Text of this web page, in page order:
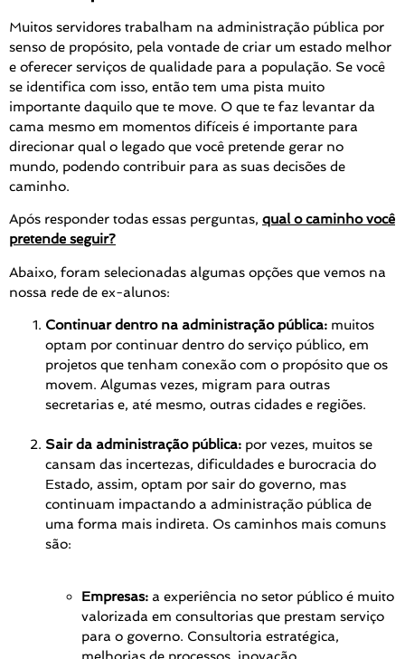
Muitos servidores trabalham na administração pública por
senso de propósito, pela vontade de criar um estado melhor
e oferecer serviços de qualidade para a população. Se você
se identifica com isso, então tem uma pista muito
importante daquilo que te move. O que te faz levantar da
cama mesmo em momentos difíceis é importante para
direcionar qual o legado que você pretende gerar no
mundo, podendo contribuir para as suas decisões de
caminho.
Após responder todas essas perguntas, qual o caminho você
pretende seguir?
Abaixo, foram selecionadas algumas opções que vemos na
nossa rede de ex-alunos:
Continuar dentro na administração pública: muitos
optam por continuar dentro do serviço público, em
projetos que tenham conexão com o propósito que os
movem. Algumas vezes, migram para outras
secretarias e, até mesmo, outras cidades e regiões.
Sair da administração pública: por vezes, muitos se
cansam das incertezas, dificuldades e burocracia do
Estado, assim, optam por sair do governo, mas
continuam impactando a administração pública de
uma forma mais indireta. Os caminhos mais comuns
são:
Empresas: a experiência no setor público é muito
valorizada em consultorias que prestam serviço
para o governo. Consultoria estratégica,